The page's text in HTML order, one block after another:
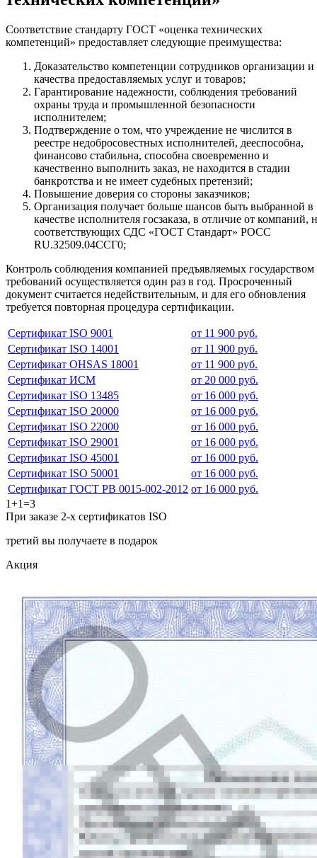
Соответствие стандарту ГОСТ «оценка технических
компетенций» предоставляет следующие преимущества:
Доказательство компетенции сотрудников организации и
качества предоставляемых услуг и товаров;
Гарантирование надежности, соблюдения требований
охраны труда и промышленной безопасности
исполнителем;
Подтверждение о том, что учреждение не числится в
реестре недобросовестных исполнителей, дееспособна,
финансово стабильна, способна своевременно и
качественно выполнить заказ, не находится в стадии
банкротства и не имеет судебных претензий;
Повышение доверия со стороны заказчиков;
Организация получает больше шансов быть выбранной в
качестве исполнителя госзаказа, в отличие от компаний,
соответствующих СДС «ГОСТ Стандарт» РОСС
RU.З2509.04ССГ0;
Контроль соблюдения компанией предъявляемых государством
требований осуществляется один раз в год. Просроченный
документ считается недействительным, и для его обновления
требуется повторная процедура сертификации.
Сертификат ISO 9001
от 11 900 руб.
Сертификат ISO 14001
от 11 900 руб.
Сертификат OHSAS 18001
от 11 900 руб.
Сертификат ИСМ
от 20 000 руб.
Сертификат ISO 13485
от 16 000 руб.
Сертификат ISO 20000
от 16 000 руб.
Сертификат ISO 22000
от 16 000 руб.
Сертификат ISO 29001
от 16 000 руб.
Сертификат ISO 45001
от 16 000 руб.
Сертификат ISO 50001
от 16 000 руб.
Сертификат ГОСТ РВ 0015-002-2012 от 16 000 руб.
1+1=3
При заказе 2-х сертификатов ISO
третий вы получаете в подарок
Акция